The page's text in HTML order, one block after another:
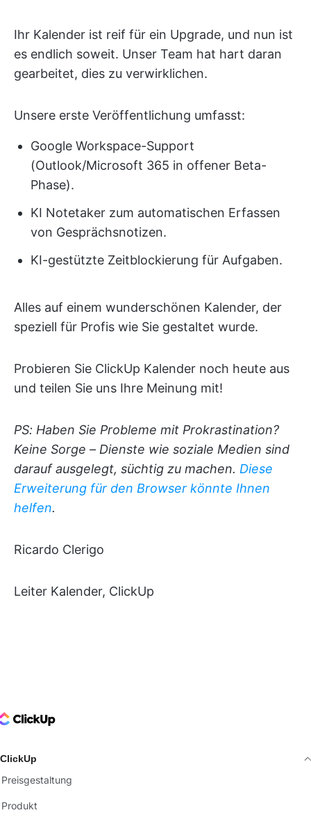
Ihr Kalender ist reif für ein Upgrade, und nun ist
es endlich soweit. Unser Team hat hart daran
gearbeitet, dies zu verwirklichen.
Unsere erste Veröffentlichung umfasst:
Google Workspace-Support
(Outlook/Microsoft 365 in offener Beta-
Phase).
KI Notetaker zum automatischen Erfassen
von Gesprächsnotizen.
KI-gestützte Zeitblockierung für Aufgaben.
Alles auf einem wunderschönen Kalender, der
speziell für Profis wie Sie gestaltet wurde.
Probieren Sie ClickUp Kalender noch heute aus
und teilen Sie uns Ihre Meinung mit!
PS: Haben Sie Probleme mit Prokrastination?
Keine Sorge – Dienste wie soziale Medien sind
darauf ausgelegt, süchtig zu machen. Diese
Erweiterung für den Browser könnte Ihnen
helfen.
Ricardo Clerigo
Leiter Kalender, ClickUp
Logo
ClickUp
Preisgestaltung
Produkt